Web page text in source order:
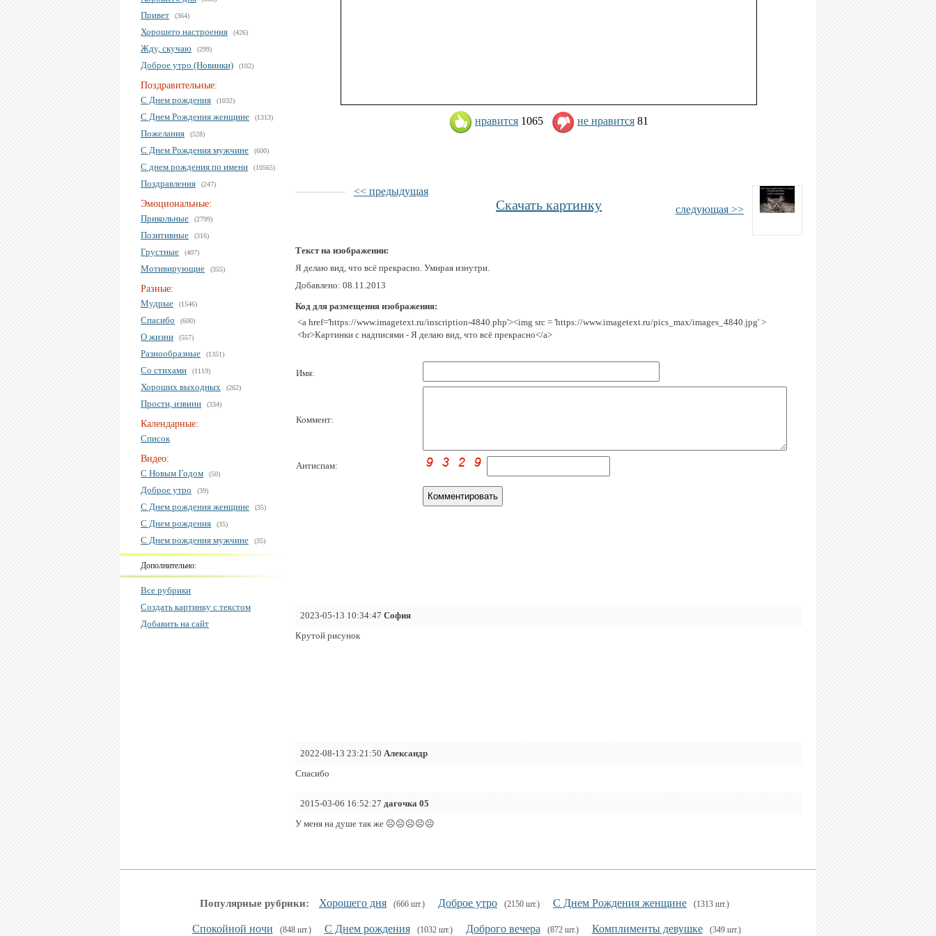
Привет (364)
Хорошего настроения (426)
Жду, скучаю (299)
Доброе утро (Новинки) (102)
Поздравительные:
С Днем рождения
(1032)
С Днем Рождения женщине (1313)
Пожелания (528)
С Днем Рождения мужчине (600)
С днем рождения по имени (10565)
Поздравления (247)
Эмоциональные:
Прикольные
(2799)
Позитивные (316)
Грустные (407)
Мотивирующие (355)
Разные:
Мудрые
(1546)
Спасибо (600)
О жизни (557)
Разнообразные (1351)
Со стихами (1119)
Хороших выходных (262)
Прости, извини (334)
Календарные:
Список
Видео:
С Новым Годом
(50)
Доброе утро (39)
С Днем рождения женщине (35)
С Днем рождения (35)
С Днем рождения мужчине (35)
Дополнительно:
Все рубрики
Создать картинку с текстом
Добавить на сайт
нравится 1065 не нравится 81
<< предыдущая
следующая >>
Скачать картинку
Текст на изображении:
Я делаю вид, что всё прекрасно. Умирая изнутри.
Добавлено: 08.11.2013
Код для размещения изображения:
<a href='https://www.imagetext.ru/inscription-4840.php'><img src = 'https://www.imagetext.ru/pics_max/images_4840.jpg' >
<br>Картинки с надписями - Я делаю вид, что всё прекрасно</a>
Имя:
Коммент:
Антиспам:
2023-05-13 10:34:47 София
Крутой рисунок
2022-08-13 23:21:50 Александр
Спасибо
2015-03-06 16:52:27 дагочка 05
У меня на душе так же ☹☹☹☹☹
Популярные рубрики: Хорошего дня (666 шт.) Доброе утро (2150 шт.) С Днем Рождения женщине (1313 шт.)
Спокойной ночи (848 шт.) С Днем рождения (1032 шт.) Доброго вечера (872 шт.) Комплименты девушке (349 шт.)